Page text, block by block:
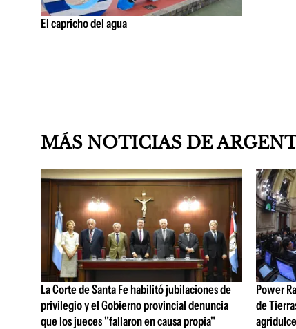
El capricho del agua
MÁS NOTICIAS DE
La Corte de Santa Fe habilitó jubilaciones de
privilegio y el Gobierno provincial denuncia
que los jueces "fallaron en causa propia"
Power
de